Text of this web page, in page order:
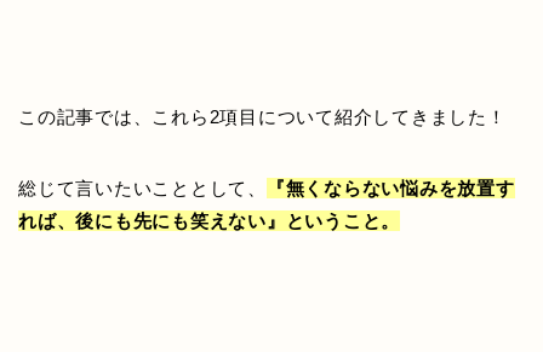
この記事では、これら2項目について紹介してきました！
総じて言いたいこととして、
『無くならない悩みを放置す
れば、後にも先にも笑えない』ということ。